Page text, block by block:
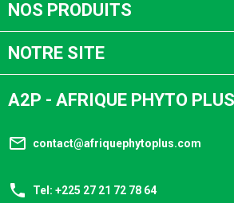
NOS PRODUITS
NOTRE SITE
A2P - AFRIQUE PHYTO PLUS
mail_outline contact@afriquephytoplus.com
phone Tel: +225 27 21 72 78 64